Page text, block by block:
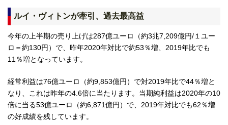
ルイ・ヴィトンが牽引、過去最高益
今年の上半期の売り上げは287億ユーロ（約3兆7,209億円/１ユー
ロ＝約130円）で、昨年2020年対比で約53％増、2019年比でも
11％増となっています。
経常利益は76億ユーロ（約9,853億円）で対2019年比で44％増と
なり、これは昨年の4.6倍に当たります。当期純利益は2020年の10
倍に当る53億ユーロ（約6,871億円）で、2019年対比でも62％増
の好成績を残しています。